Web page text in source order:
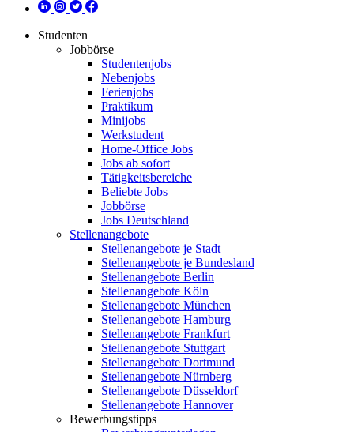
Studenten
Jobbörse
Studentenjobs
Nebenjobs
Ferienjobs
Praktikum
Minijobs
Werkstudent
Home-Office Jobs
Jobs ab sofort
Tätigkeitsbereiche
Beliebte Jobs
Jobbörse
Jobs Deutschland
Stellenangebote
Stellenangebote je Stadt
Stellenangebote je Bundesland
Stellenangebote Berlin
Stellenangebote Köln
Stellenangebote München
Stellenangebote Hamburg
Stellenangebote Frankfurt
Stellenangebote Stuttgart
Stellenangebote Dortmund
Stellenangebote Nürnberg
Stellenangebote Düsseldorf
Stellenangebote Hannover
Bewerbungstipps